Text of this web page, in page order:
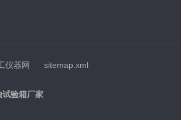
仪器网 sitemap.xml
试验箱厂家